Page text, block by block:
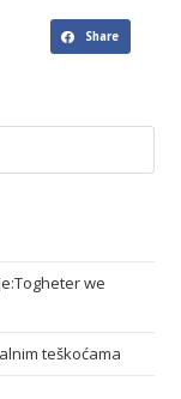
Share
we
teškoćama